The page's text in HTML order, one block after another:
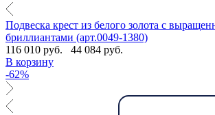
Подвеска крест из белого золота с
бриллиантами (арт.0049-1380)
116 010 руб.
44 084 руб.
В корзину
-62%